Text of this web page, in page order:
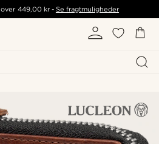
449,00 kr- Se fragtmuligheder